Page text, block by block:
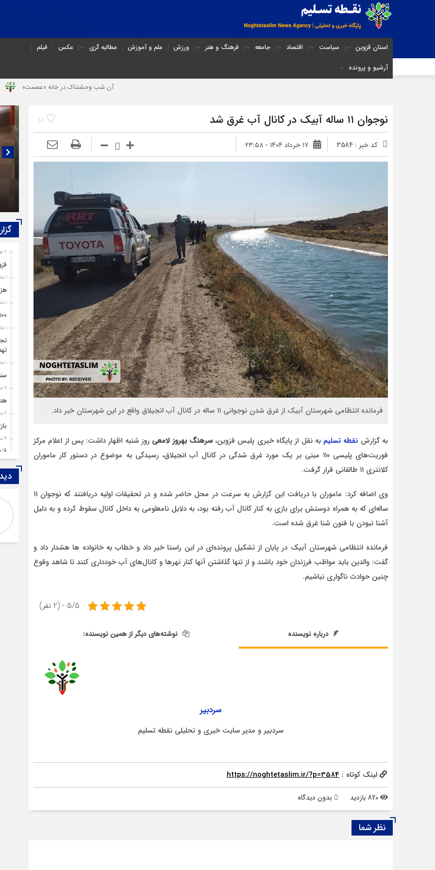
استان قزوین سیاست اقتصاد جامعه فرهنگ و هنر ورزش علم و آموزش مطالبه گری عکس
فیلم
آرشیو و پرونده
آن شب وحشتناک در خانه «عصمت» از
59 نوجوان ۱۱ ساله آبیک در کانال آب غرق شد
کد خبر : 3584 ۱۷ خرداد ۱۴۰۴ - ۲۳:۵۸
فرمانده انتظامی شهرستان آبيک از غرق شدن نوجوانی ۱۱ ساله در کانال آب انجيلاق واقع در این شهرستان خبر داد.
به گزارش نقطه تسلیم به نقل از پایگاه خبری پلیس قزوین،سرهنگ بهروز لامعی روز شنبه اظهار داشت: پس از اعلام مرکز
فوريت‌های پليسی ۱۱۰ مبنی بر يک مورد غرق شدگی در کانال آب انجيلاق، رسيدگی به موضوع در دستور کار ماموران
کلانتری ۱۱ طالقانی قرار گرفت.
وی اضافه کرد: ماموران با دريافت اين گزارش به سرعت در محل حاضر شده و در تحقيقات اوليه دريافتند که نوجوان ۱۱
ساله‌ای که به همراه دوستش براي بازی به کنار کانال آب رفته بود، به دلايل نامعلومی به داخل کانال سقوط کرده و به دليل
آشنا نبودن با فنون شنا غرق شده است.
فرمانده انتظامی شهرستان آبيک در پايان از تشکيل پرونده‌ای در اين راستا خبر داد و خطاب به خانواده ها هشدار داد و
گفت: والدين بايد مواظب فرزندان خود باشند و از تنها گذاشتن آنها کنار نهرها و کانال‌های آب خودداری کنند تا شاهد وقوع
چنين حوادث ناگواری نباشيم.
5/5 - (2 نفر)
درباره نویسنده نوشته‌های دیگر از همین نویسنده:
سردبیر
سردبیر و مدیر سایت خبری و تحلیلی نقطه تسلیم
لینک کوتاه : https://noghtetaslim.ir/?p=3584
بدون دیدگاه
نظر شما
2 هفته قبل
1 ماه قبل
1 ماه قبل
۹۰۰ پرونده برای
1 ماه قبل
1 ماه قبل
2 ماه قبل
2 ماه قبل
4 ماه قبل
قزوین ۱۴۰۴،
اصغر
خدا لعنتشون کنه که فقط نکات منفی ما رو نمایش
احمد
روحشان شاد. دقیقا مشکل کشور ما این اس که به
موضوع مدیر و مدیریت اهمیت داده نمیشود.